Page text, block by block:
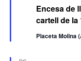
Encesa de
cartell de la
Placeta Molina